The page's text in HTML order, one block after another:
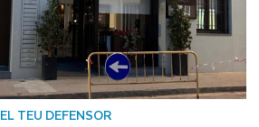
EL TEU DEFENSOR